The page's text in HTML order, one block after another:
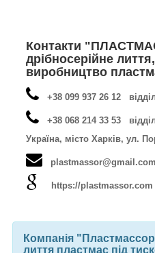
Контакти
дрібносерійне
виробництво
+38 099 937 26 12
+38 068 214 33 53
Україна, місто Харків, ул.
plastmassor@gmail.com
https://plastmassor.com
Компанія
лиття пластмас під